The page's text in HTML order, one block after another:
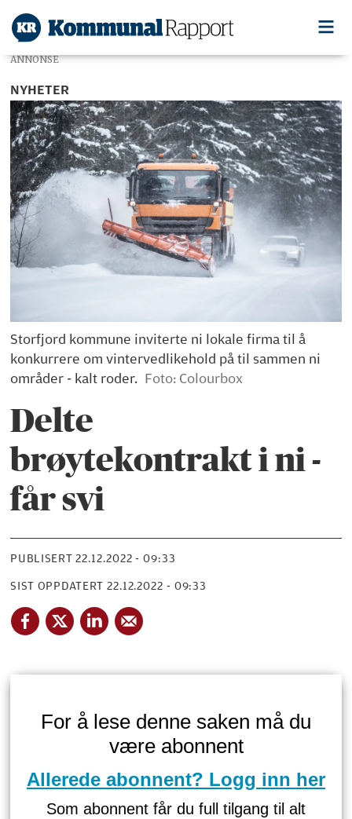
ANNONSE
NYHETER
Storfjord kommune inviterte ni lokale firma til å
konkurrere om vintervedlikehold på til sammen ni
områder - kalt roder. Foto: Colourbox
Delte
brøytekontrakt i ni -
får svi
PUBLISERT 22.12.2022 - 09:33
SIST OPPDATERT 22.12.2022 - 09:33
For å lese denne saken må du
være abonnent
Allerede abonnent? Logg inn her
Som abonnent får du full tilgang til alt